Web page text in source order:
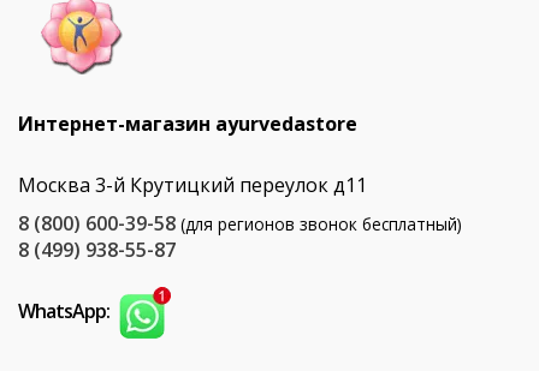
Интернет-магазин ayurvedastore
Москва 3-й Крутицкий переулок д11
8 (800) 600-39-58 (для регионов звонок бесплатный)
8 (499) 938-55-87
WhatsApp: